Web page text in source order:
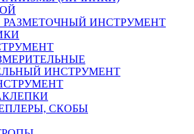
ИНСТРУМЕНТ
ИНСТРУМЕНТ
СКОБЫ